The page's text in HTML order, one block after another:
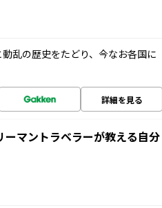
乱の歴史をたどり、今なお各国に
詳細を見る
マントラベラーが教える自分